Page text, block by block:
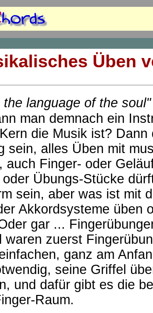
Üben
the language of the soul"
man demnach ein
die Musik ist? Dann
sein, alles Üben mit
auch Finger- oder
oder Übungs-Stücke
sein, aber was ist mit
Akkordsysteme üben
gar ...
waren zuerst
ganz am
seine Griffel
und dafür gibt es die
Raum.